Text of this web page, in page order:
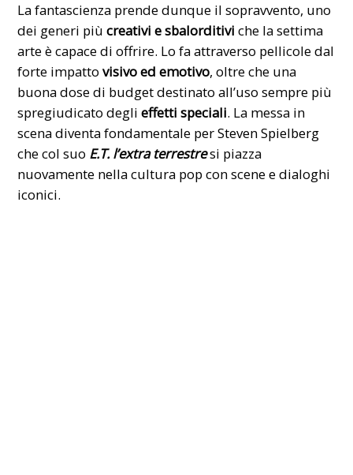
La fantascienza prende dunque il sopravvento, uno
dei generi piùcreativi e sbalorditivi che la settima
arte è capace di offrire. Lo fa attraverso pellicole dal
forte impattovisivo ed emotivo, oltre che una
buona dose di budget destinato all’uso sempre più
spregiudicato deglieffetti speciali. La messa in
scena diventa fondamentale perSteven Spielberg
che col suo E.T. l’extra terrestresi piazza
nuovamente nella cultura pop con scene e dialoghi
iconici.